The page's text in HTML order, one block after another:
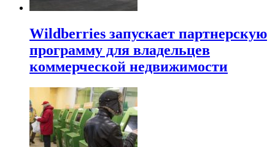
Wildberries запускает партнерскую
программу для владельцев
коммерческой недвижимости